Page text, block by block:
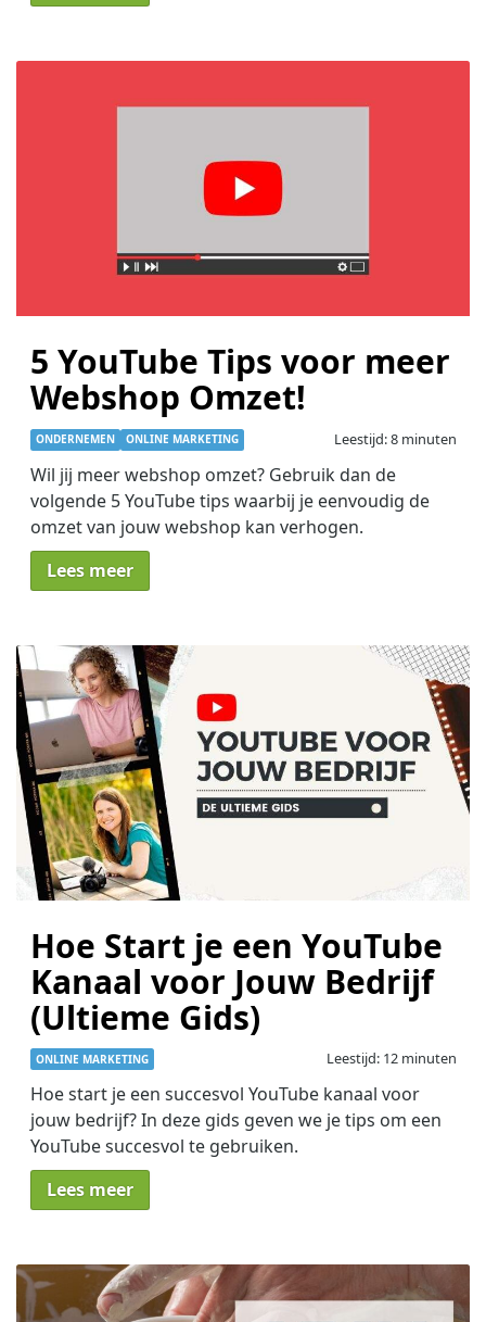
5 YouTube Tips voor meer
Webshop Omzet!
ONDERNEMEN ONLINE MARKETING Leestijd: 8 minuten
Wil jij meer webshop omzet? Gebruik dan de
volgende 5 YouTube tips waarbij je eenvoudig de
omzet van jouw webshop kan verhogen.
Lees meer
Hoe Start je een YouTube
Kanaal voor Jouw Bedrijf
(Ultieme Gids)
ONLINE MARKETING Leestijd: 12 minuten
Hoe start je een succesvol YouTube kanaal voor
jouw bedrijf? In deze gids geven we je tips om een
YouTube succesvol te gebruiken.
Lees meer